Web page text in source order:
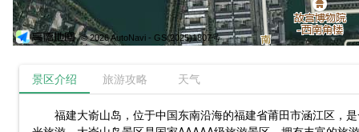
© 2026 AutoNavi - GS(2025)1807号
景区介绍 旅游攻略 天气
福建大嵛山岛，位于中国东南沿海的福建省莆田市涵江区，